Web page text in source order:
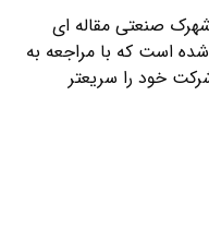
صنعتی مقاله ای
است که با مراجعه به
خود را سریعتر